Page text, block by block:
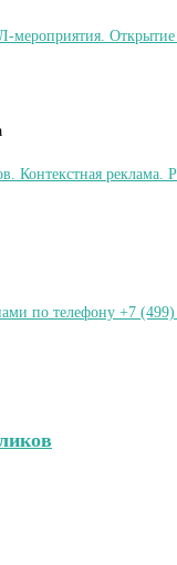
по телефону +7